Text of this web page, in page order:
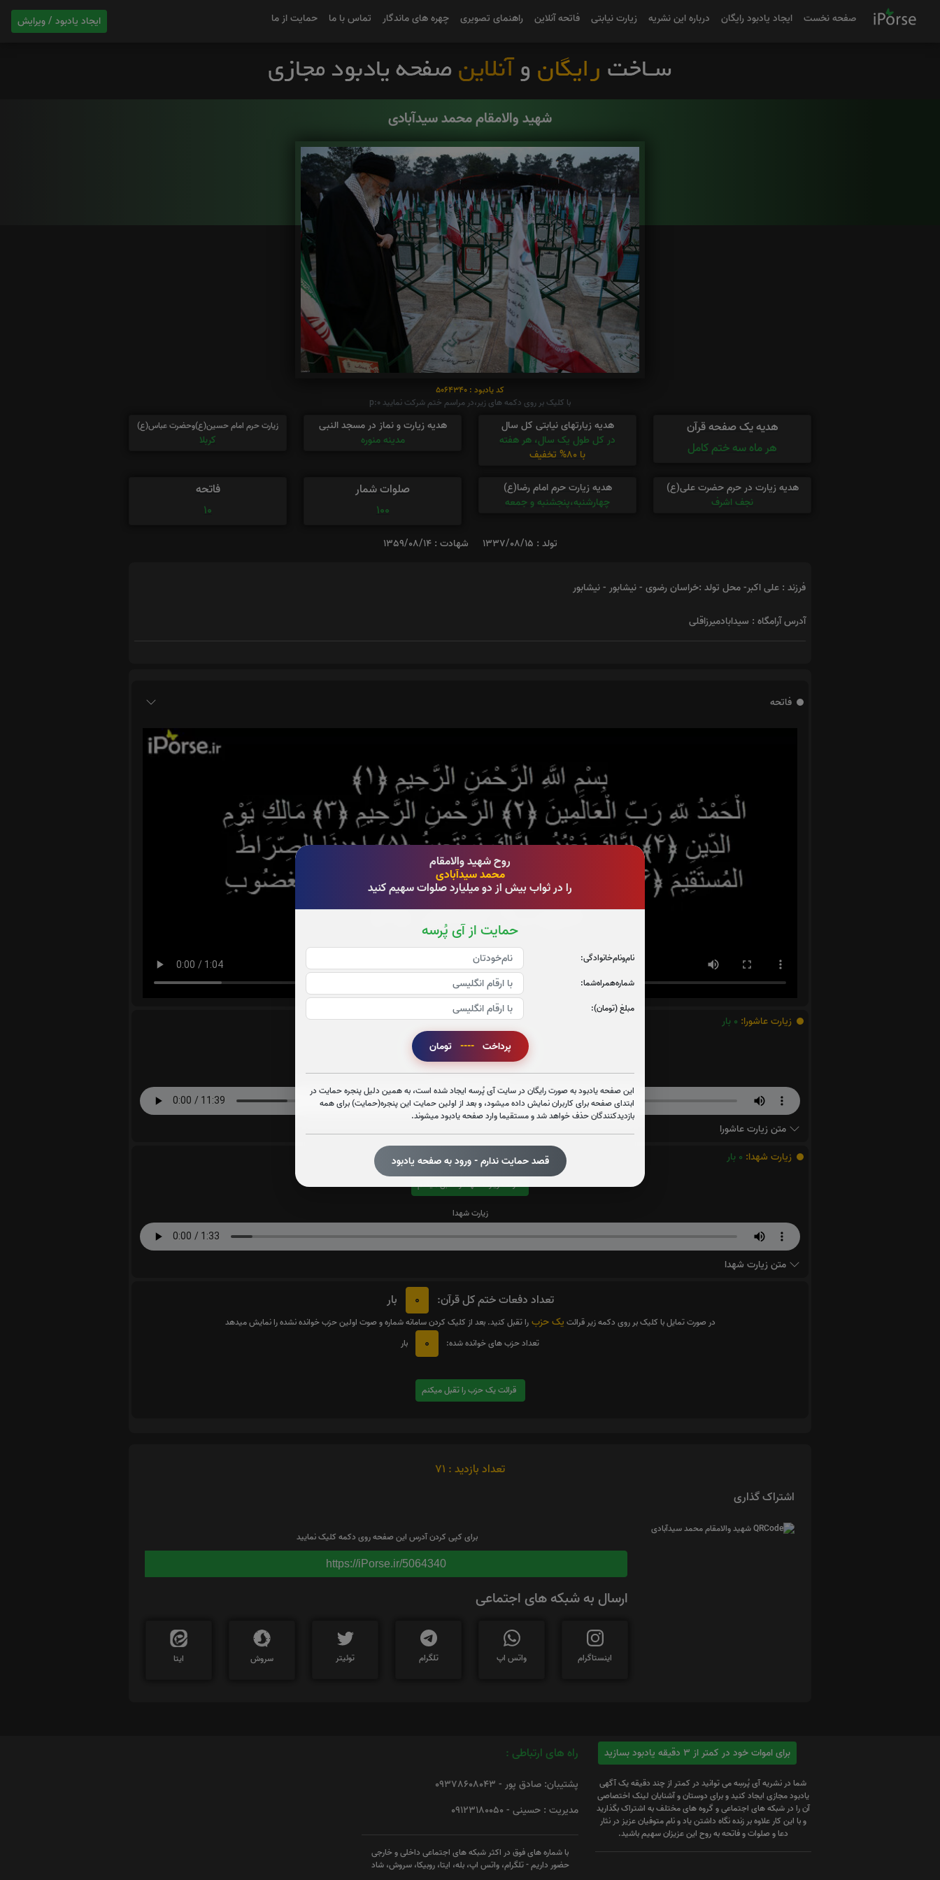
ایجاد یادبود / ویرایش صفحه نخست ایجاد یادبود رایگان درباره این نشریه زیارت نیابتی فاتحه آنلاین راهنمای تصویری چهره های ماندگار تماس با ما حمایت از ما
روح شهید والامقام
محمد سیدآبادی
را در ثواب بیش از دو میلیارد صلوات سهیم کنید
حمایت از آی پُرسه
نام‌و‌نام‌خانوادگی:
شماره‌همراه‌شما:
مبلغ (تومان):
پرداخت ---- تومان
این صفحه یادبود به صورت رایگان در سایت آی پُرسه ایجاد شده است، به همین دلیل پنجره حمایت در
ابتدای صفحه برای کاربران نمایش داده میشود، و بعد از اولین حمایت این پنجره(حمایت) برای همه
بازدیدکنندگان حذف خواهد شد و مستقیما وارد صفحه یادبود میشوند.
قصد حمایت ندارم - ورود به صفحه یادبود
شهید والامقام محمد سیدآبادی
کد یادبود : 5064340
با کلیک بر روی دکمه های زیر،در مراسم ختم شرکت نمایید p:0
هدیه یک صفحه قرآن
هر ماه سه ختم کامل
هدیه زیارتهای نیابتی کل سال
در کل طول یک سال، هر هفته
با 80% تخفیف
هدیه زیارت و نماز در مسجد النبی
مدینه منوره
زیارت حرم امام حسین(ع)وحضرت عباس(ع)
کربلا
هدیه زیارت در حرم حضرت علی(ع)
نجف اشرف
هدیه زیارت حرم امام رضا(ع)
چهارشنبه،پنجشنبه و جمعه
صلوات شمار
100
فاتحه
10
تولد : 1337/08/15 شهادت : 1359/08/14
فرزند : علی اکبر- محل تولد :خراسان رضوی - نیشابور - نیشابور
آدرس آرامگاه : سیدابادمیرزاقلی
فاتحه
زیارت عاشورا: 0 بار
قرائت زیارت عاشورا را تقبل میکنم
صوت زیارت عاشورا - فانی
متن زیارت عاشورا
زیارت شهدا: 0 بار
قرائت زیارت شهدا را تقبل میکنم
زیارت شهدا
متن زیارت شهدا
تعداد دفعات ختم کل قرآن: 0 بار
در صورت تمایل با کلیک بر روی دکمه زیر قرائت یک حزبرا تقبل کنید. بعد از کلیک کردن سامانه شماره و صوت اولین حزب خوانده نشده را نمایش میدهد
تعداد حزب های خوانده شده:
0 بار
قرائت یک حزب را تقبل میکنم
تعداد بازدید : 71
اشتراک گذاری
برای کپی کردن آدرس این صفحه روی دکمه کلیک نمایید
https://iPorse.ir/5064340
ارسال به شبکه های اجتماعی
اینستاگرام واتس اپ تلگرام توئیتر سروش ایتا
برای اموات خود در کمتر از 3 دقیقه یادبود بسازید
شما در نشریه آی پُرسِه می توانید در کمتر از چند دقیقه یک آگهی
یادبود مجازی ایجاد کنید و برای دوستان و آشنایان لینک اختصاصی
آن را در شبکه های اجتماعی و گروه های مختلف به اشتراک بگذارید
و با این کار علاوه بر زنده نگاه داشتن یاد و نام متوفیان عزیز در نثار
دعا و صلوات و فاتحه به روح این عزیزان سهیم باشید.
راه های ارتباطی :
پشتیبان: صادق پور - 09378608043
مدیریت : حسینی - 09123180050
با شماره های فوق در اکثر شبکه های اجتماعی داخلی و خارجی
حضور داریم - تلگرام، واتس اپ، بله، ایتا، روبیکا، سروش، شاد